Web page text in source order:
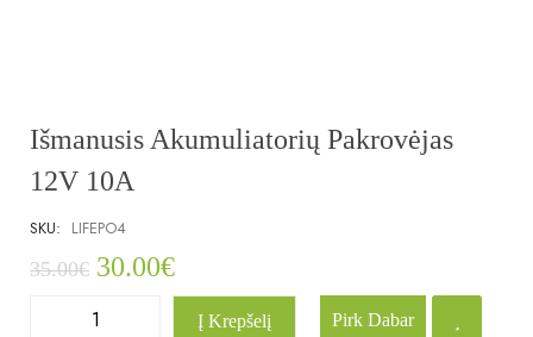
Išmanusis Akumuliatorių Pakrovėjas
12V 10A
SKU: LIFEPO4
35.00€ 30.00€
Į Krepšelį Pirk Dabar